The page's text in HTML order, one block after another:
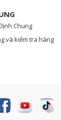
Chung
và kiểm tra hàng